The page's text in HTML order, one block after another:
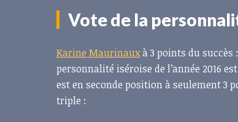
Vote de la
Karine Maurinauxà 3 points du succès
personnalité iséroise de l’année 2016
est en seconde position à seulement 3
triple :